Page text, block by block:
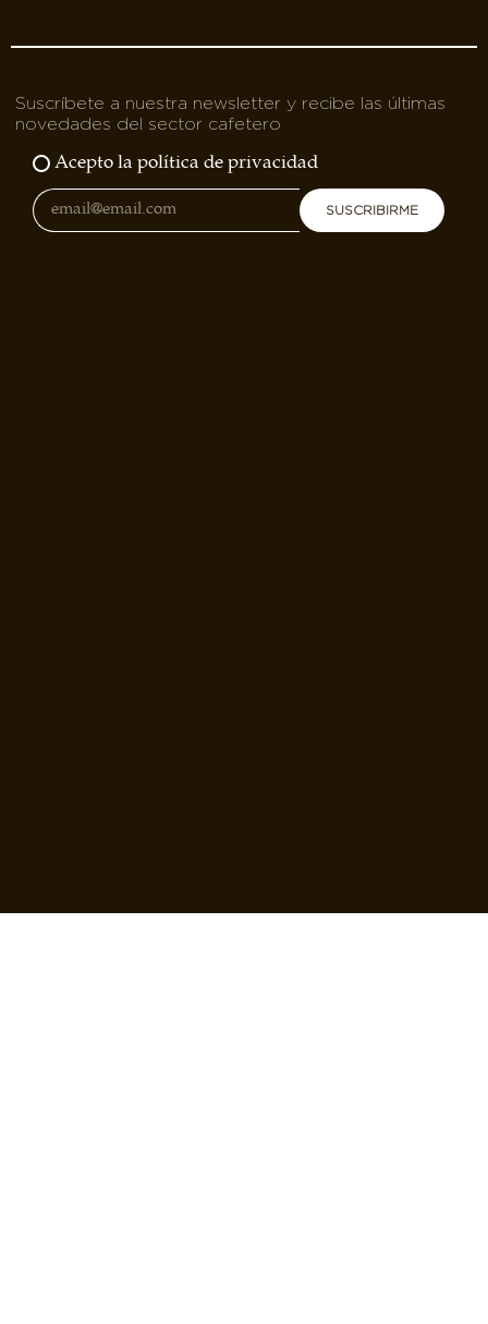
Suscríbete a nuestra newsletter y recibe las últimas
novedades del sector cafetero
Acepto la política de privacidad
SUSCRIBIRME